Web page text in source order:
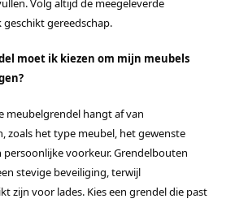
Volg altijd de meegeleverde
gereedschap.
moet ik kiezen om mijn meubels
meubelgrendel hangt af van
zoals het type meubel, het gewenste
persoonlijke voorkeur. Grendelbouten
stevige beveiliging, terwijl
zijn voor lades. Kies een grendel die past